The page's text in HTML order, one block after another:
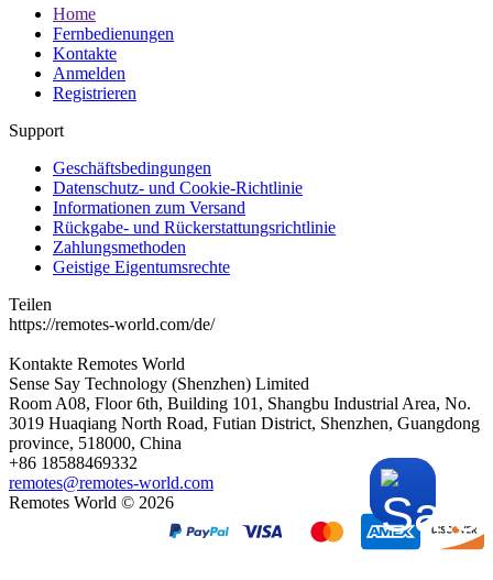
Home
Fernbedienungen
Kontakte
Anmelden
Registrieren
Support
Geschäftsbedingungen
Datenschutz- und Cookie-Richtlinie
Informationen zum Versand
Rückgabe- und Rückerstattungsrichtlinie
Zahlungsmethoden
Geistige Eigentumsrechte
Teilen
https://remotes-world.com/de/
Kontakte Remotes World
Sense Say Technology (Shenzhen) Limited
Room A08, Floor 6th, Building 101, Shangbu Industrial Area, No.
3019 Huaqiang North Road, Futian District, Shenzhen, Guangdong
province, 518000, China
+86 18588469332
remotes@remotes-world.com
Remotes World © 2026